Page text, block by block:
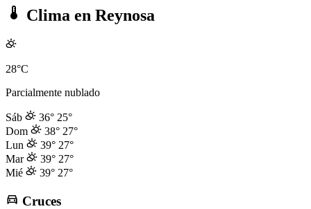
Clima en Reynosa
28°C
Parcialmente nublado
Sáb 36° 25°
Dom
38° 27°
Lun
39° 27°
Mar
39° 27°
Mié
39° 27°
Cruces